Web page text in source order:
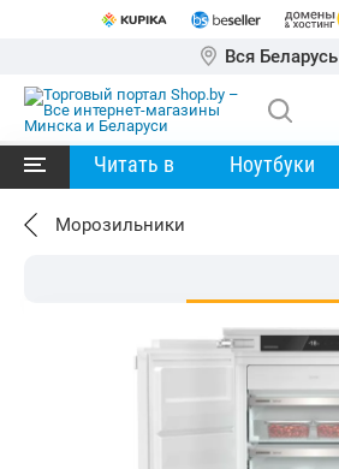
Вся Беларусь
Читать в Ноутбуки
Морозильники